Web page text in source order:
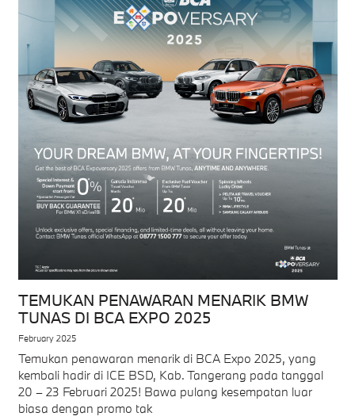
TEMUKAN PENAWARAN MENARIK BMW
TUNAS DI BCA EXPO 2025
February 2025
Temukan penawaran menarik di BCA Expo 2025, yang
kembali hadir di ICE BSD, Kab. Tangerang pada tanggal
20 – 23 Februari 2025! Bawa pulang kesempatan luar
biasa dengan promo tak